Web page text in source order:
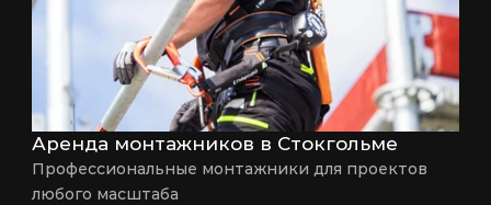
Аренда монтажников в Стокгольме
Профессиональные монтажники для проектов
любого масштаба